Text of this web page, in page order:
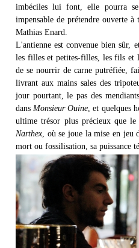
imbéciles lui font, elle pourra
impensable de prétendre ouverte
Mathias Enard.
L'antienne est convenue bien sûr,
les filles et petites-filles, les fils et
de se nourrir de carne putréfiée,
livrant aux mains sales des
jour pourtant, le pas des
dans Monsieur Ouine , et quelques
ultime trésor plus précieux que
Narthex , où se joue la mise en jeu
mort ou fossilisation, sa puissance